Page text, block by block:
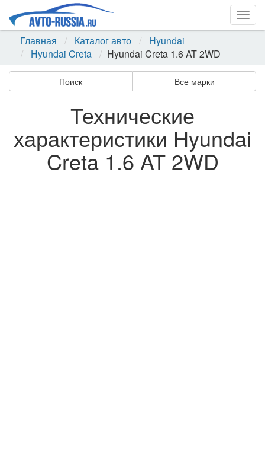
Главная
Каталог авто
Hyundai
Hyundai Creta
Hyundai Creta 1.6 AT 2WD
Поиск Все марки
Технические
характеристики Hyundai
Creta 1.6 AT 2WD